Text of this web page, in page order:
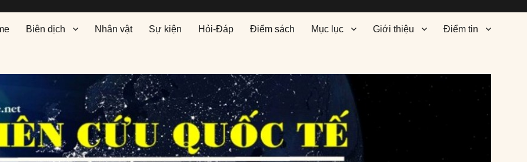
Biên dịch Nhân vật Sự kiện Hỏi-Đáp Điểm sách Mục lục Giới thiệu Điểm tin